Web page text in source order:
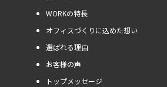
WORKの特長
オフィスづくりに込めた想い
選ばれる理由
お客様の声
トップメッセージ